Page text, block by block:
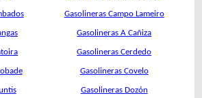
Gasolineras Campo Lameiro
Gasolineras A Cañiza
Gasolineras Cerdedo
Gasolineras Covelo
Gasolineras Dozón